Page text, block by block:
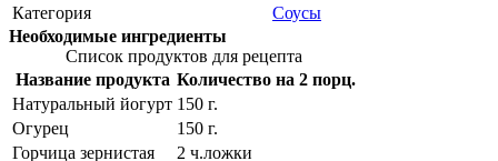
Категория
Соусы
Необходимые ингредиенты
Список продуктов для рецепта
Название продукта Количество на 2 порц.
Натуральный йогурт 150 г.
Огурец
150 г.
Горчица зернистая
2 ч.ложки